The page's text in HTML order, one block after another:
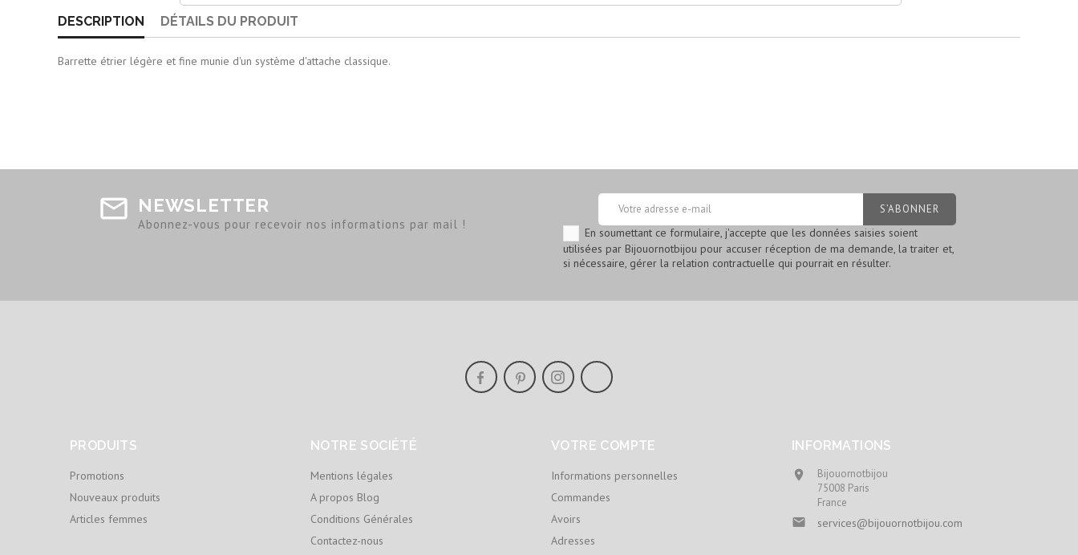
DESCRIPTION DÉTAILS DU PRODUIT
Barrette étrier légère et fine munie d'un système d'attache classique.
NEWSLETTER
Abonnez-vous pour recevoir nos informations par mail !
En soumettant ce formulaire, j'accepte que les données saisies soient
utilisées par Bijouornotbijou pour accuser réception de ma demande, la traiter et,
si nécessaire, gérer la relation contractuelle qui pourrait en résulter.
PRODUITS
Promotions
Nouveaux produits
Articles femmes
NOTRE SOCIÉTÉ
Mentions légales
A propos Blog
Conditions Générales
Contactez-nous
VOTRE COMPTE
Informations personnelles
Commandes
Avoirs
Adresses
INFORMATIONS

Bijouornotbijou
75008 Paris
France
 services@bijouornotbijou.com